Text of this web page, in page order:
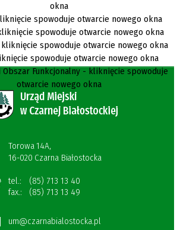
Torowa 14A,
16-020 Czarna Białostocka
tel.:
(85) 713 13 40
fax.:
(85) 713 13 49
um@czarnabialostocka.pl